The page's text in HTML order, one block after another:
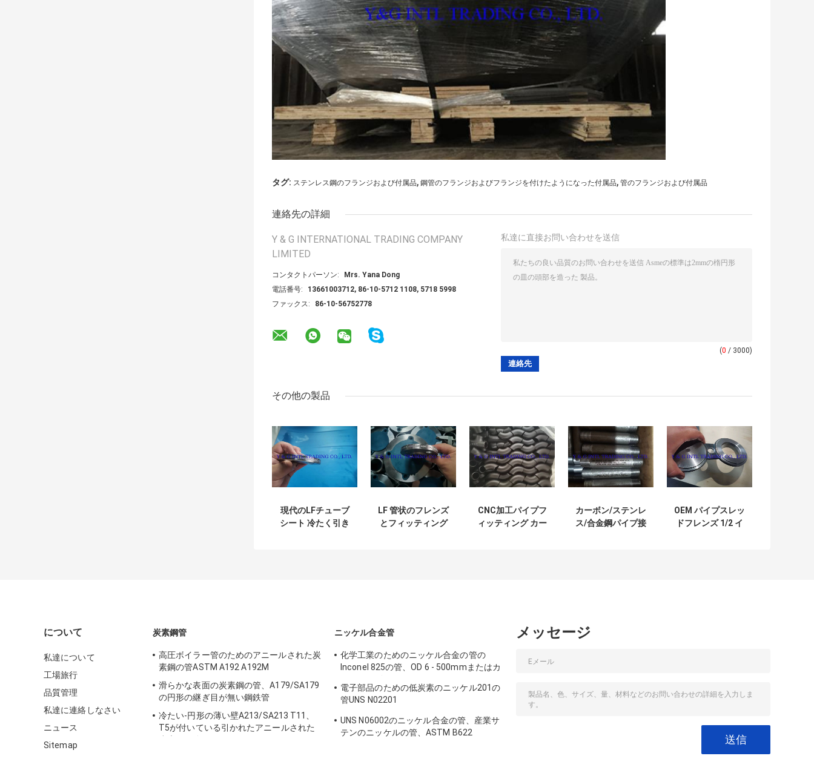
タグ: ステンレス鋼のフランジおよび付属品, 鋼管のフランジおよびフランジを付けたようになった付属品, 管のフランジおよび付属品
連絡先の詳細
Y & G INTERNATIONAL TRADING COMPANY
LIMITED
コンタクトパーソン:
Mrs. Yana Dong
電話番号:
13661003712, 86-10-5712 1108, 5718 5998
ファックス:
86-10-56752778
私達に直接お問い合わせを送信
(0 / 3000)
その他の製品
現代のLFチューブ
シート 冷たく引き
LF 管状のフレンズ
とフィッティング
CNC加工パイプフ
ィッティング カー
カーボン/ステンレ
ス/合金鋼パイプ接
OEM パイプスレッ
ドフレンズ 1/2 イ
について
私達について
工場旅行
品質管理
私達に連絡しなさい
ニュース
Sitemap
炭素鋼管
高圧ボイラー管のためのアニールされた炭
素鋼の管ASTM A192 A192M
滑らかな表面の炭素鋼の管、A179/SA179
の円形の継ぎ目が無い鋼鉄管
冷たい-円形の薄い壁A213/SA213 T11、
T5が付いている引かれたアニールされた
ニッケル合金管
化学工業のためのニッケル合金の管の
Inconel 825の管、OD 6 - 500mmまたはカ
電子部品のための低炭素のニッケル201の
管UNS N02201
UNS N06002のニッケル合金の管、産業サ
テンのニッケルの管、ASTM B622
メッセージ